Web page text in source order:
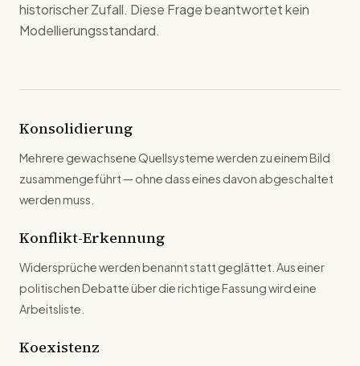
historischer Zufall. Diese Frage beantwortet kein
Modellierungsstandard.
Konsolidierung
Mehrere gewachsene Quellsysteme werden zu einem Bild
zusammengeführt — ohne dass eines davon abgeschaltet
werden muss.
Konflikt-Erkennung
Widersprüche werden benannt statt geglättet. Aus einer
politischen Debatte über die richtige Fassung wird eine
Arbeitsliste.
Koexistenz